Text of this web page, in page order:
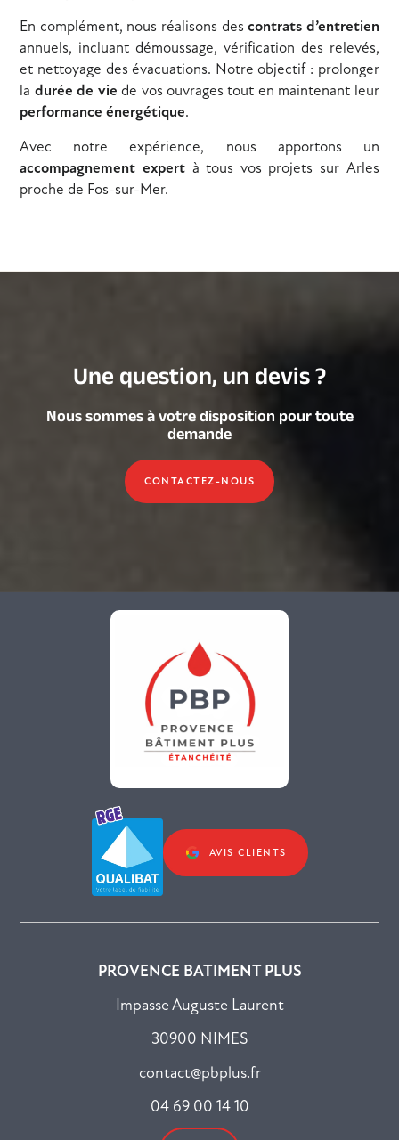
En complément, nous réalisons descontrats d’entretien
annuels, incluant démoussage, vérification des relevés,
et nettoyage des évacuations. Notre objectif : prolonger
la durée de vie de vos ouvrages tout en maintenant leur
performance énergétique.
Avec notre expérience, nous apportons un
accompagnement expert à tous vos projets sur Arles
proche de Fos-sur-Mer.
Une question, un devis ?
Nous sommes à votre disposition pour toute
demande
CONTACTEZ-NOUS
AVIS CLIENTS
PROVENCE BATIMENT PLUS
Impasse Auguste Laurent
30900 NIMES
contact@pbplus.fr
04 69 00 14 10